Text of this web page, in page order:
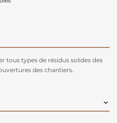
tous types de résidus solides des
des chantiers.